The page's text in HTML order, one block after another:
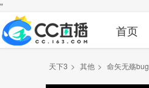
"
首页
天下3 > 其他 > 命矢无殇bug